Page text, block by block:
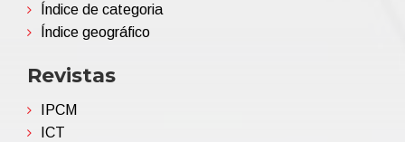
Índice de categoria
Índice geográfico
Revistas
IPCM
ICT